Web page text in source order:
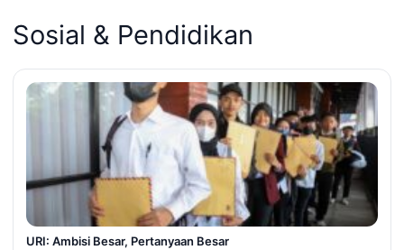
Sosial & Pendidikan
URI: Ambisi Besar, Pertanyaan Besar